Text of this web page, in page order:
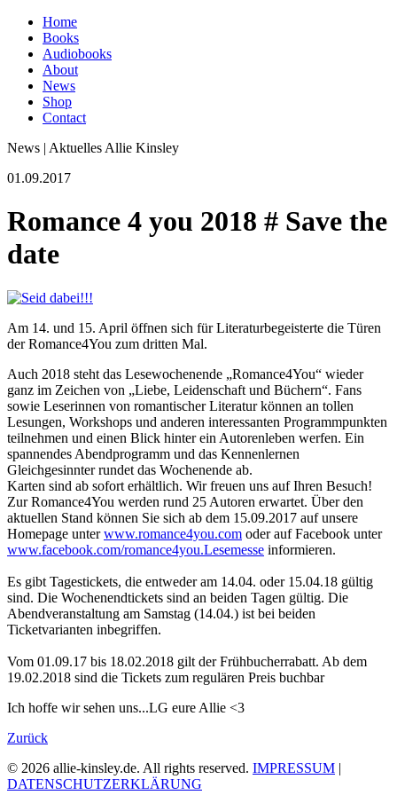
Home
Books
Audiobooks
About
News
Shop
Contact
News | Aktuelles Allie Kinsley
01.09.2017
Romance 4 you 2018 # Save the
date
Am 14. und 15. April öffnen sich für Literaturbegeisterte die Türen
der Romance4You zum dritten Mal.
Auch 2018 steht das Lesewochenende „Romance4You“ wieder
ganz im Zeichen von „Liebe, Leidenschaft und Büchern“. Fans
sowie Leserinnen von romantischer Literatur können an tollen
Lesungen, Workshops und anderen interessanten Programmpunkten
teilnehmen und einen Blick hinter ein Autorenleben werfen. Ein
spannendes Abendprogramm und das Kennenlernen
Gleichgesinnter rundet das Wochenende ab.
Karten sind ab sofort erhältlich. Wir freuen uns auf Ihren Besuch!
Zur Romance4You werden rund 25 Autoren erwartet. Über den
aktuellen Stand können Sie sich ab dem 15.09.2017 auf unsere
Homepage unterwww.romance4you.com oder auf Facebook unter
www.facebook.com/romance4you.Lesemesse informieren.
Es gibt Tagestickets, die entweder am 14.04. oder 15.04.18 gültig
sind. Die Wochenendtickets sind an beiden Tagen gültig. Die
Abendveranstaltung am Samstag (14.04.) ist bei beiden
Ticketvarianten inbegriffen.
Vom 01.09.17 bis 18.02.2018 gilt der Frühbucherrabatt. Ab dem
19.02.2018 sind die Tickets zum regulären Preis buchbar
Ich hoffe wir sehen uns...LG eure Allie <3
Zurück
© 2026 allie-kinsley.de. All rights reserved. IMPRESSUM |
DATENSCHUTZERKLÄRUNG